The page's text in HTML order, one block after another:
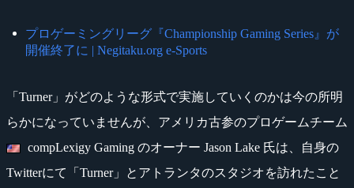
プロゲーミングリーグ『Championship Gaming Series』が
開催終了に | Negitaku.org e-Sports
「Turner」がどのような形式で実施していくのかは今の所明
らかになっていませんが、アメリカ古参のプロゲームチーム
compLexigy Gaming のオーナー Jason Lake 氏は、自身の
Twitterにて「Turner」とアトランタのスタジオを訪れたこと